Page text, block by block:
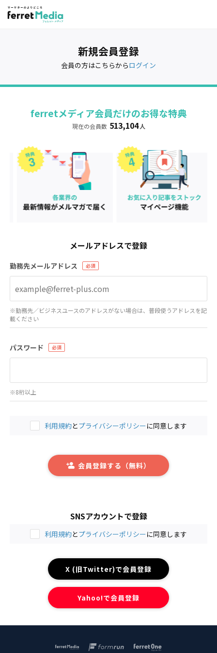
新規会員登録
会員の方はこちらからログイン
ferretメディア会員だけのお得な特典
現在の会員数 513,104 人
SNSアカウントで登録
利用規約とプライバシーポリシーに同意します
X (旧Twitter)で会員登録
Yahoo!で会員登録
メールアドレスで登録
勤務先メールアドレス
※勤務先／ビジネスユースのアドレスがない場合は、普段使うアドレスを記
載ください
パスワード
※8桁以上
利用規約とプライバシーポリシーに同意します
会員登録する（無料）